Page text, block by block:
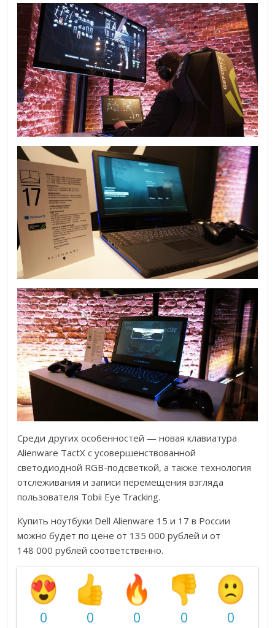
Среди других особенностей — новая клавиатура
Alienware TactX с усовершенствованной
светодиодной RGB-подсветкой, а также технология
отслеживания и записи перемещения взгляда
пользователя Tobii Eye Tracking.
Купить ноутбуки Dell Alienware 15 и 17 в России
можно будет по цене от 135 000 рублей и от
148 000 рублей соответственно.
0 0 0 0 0